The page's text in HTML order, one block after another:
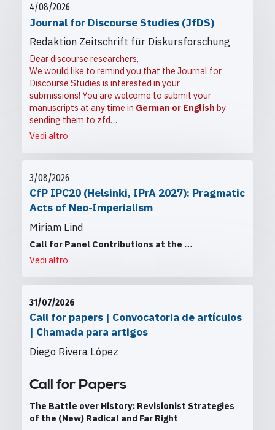
4/08/2026
Journal for Discourse Studies (JfDS)
Redaktion Zeitschrift für Diskursforschung
Dear discourse researchers,
We would like to remind you that the Journal for
Discourse Studies is interested in your
submissions! You are welcome to submit your
manuscripts at any time in German or English by
sending them to zfd…
Vedi altro
3/08/2026
CfP IPC20 (Helsinki, IPrA 2027): Pragmatic
Acts of Neo-Imperialism
Miriam Lind
Call for Panel Contributions at the …
Vedi altro
31/07/2026
Call for papers | Convocatoria de artículos
| Chamada para artigos
Diego Rivera López
Call for Papers
The Battle over History: Revisionist Strategies
of the (New) Radical and Far Right